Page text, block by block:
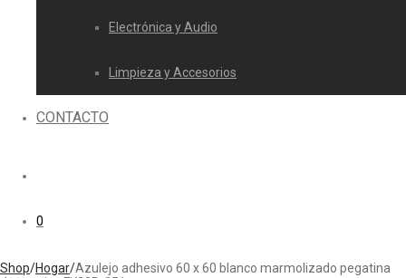
Electrónica y Audio
Limpieza y Accesorios
CONTACTO
0
Shop/Hogar/Azulejo adhesivo 60 x 60 blanco marmolizado pegatina